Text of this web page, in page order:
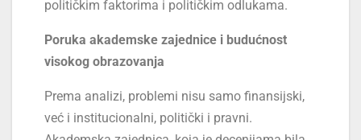
političkim faktorima i političkim odlukama.
Poruka akademske zajednice i budućnost
visokog obrazovanja
Prema analizi, problemi nisu samo finansijski,
već i institucionalni, politički i pravni.